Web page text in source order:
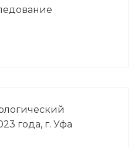
года, г. Уфа